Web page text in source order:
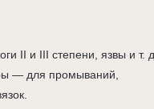
II и III степени, язвы и т.
— для промываний,